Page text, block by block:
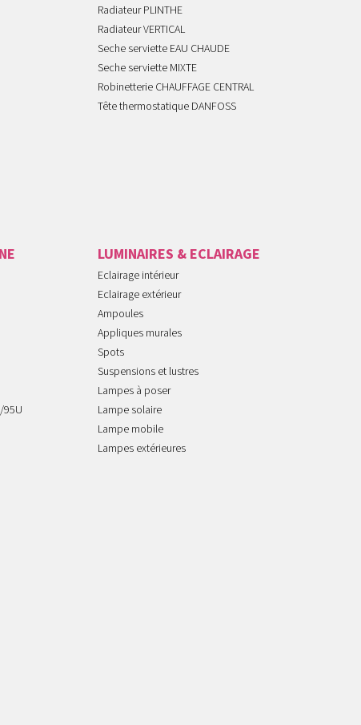
Radiateur PLINTHE
Radiateur VERTICAL
Seche serviette EAU CHAUDE
Seche serviette MIXTE
Robinetterie CHAUFFAGE CENTRAL
Tête thermostatique DANFOSS
95U
LUMINAIRES & ECLAIRAGE
Eclairage intérieur
Eclairage extérieur
Ampoules
Appliques murales
Spots
Suspensions et lustres
Lampes à poser
Lampe solaire
Lampe mobile
Lampes extérieures